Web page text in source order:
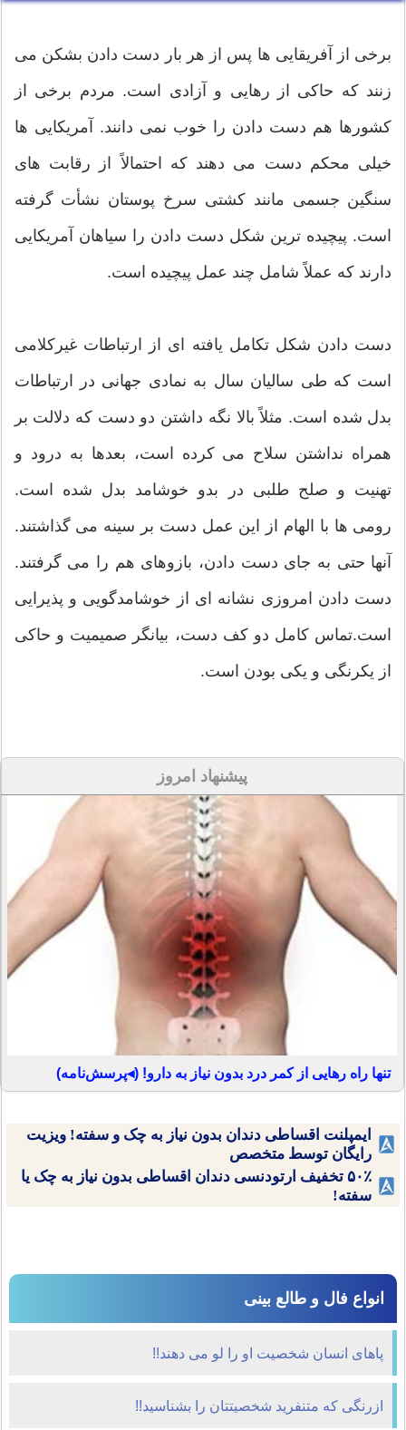
برخی از آفریقایی ها پس از هر بار دست دادن بشکن می
زنند که حاکی از رهایی و آزادی است. مردم برخی از
کشورها هم دست دادن را خوب نمی دانند. آمریکایی ها
خیلی محکم دست می دهند که احتمالاً از رقابت های
سنگین جسمی مانند کشتی سرخ پوستان نشأت گرفته
است. پیچیده ترین شکل دست دادن را سیاهان آمریکایی
دارند که عملاً شامل چند عمل پیچیده است.
دست دادن شکل تکامل یافته ای از ارتباطات غیرکلامی
است که طی سالیان سال به نمادی جهانی در ارتباطات
بدل شده است. مثلاً بالا نگه داشتن دو دست که دلالت بر
همراه نداشتن سلاح می کرده است، بعدها به درود و
تهنیت و صلح طلبی در بدو خوشامد بدل شده است.
رومی ها با الهام از این عمل دست بر سینه می گذاشتند.
آنها حتی به جای دست دادن، بازوهای هم را می گرفتند.
دست دادن امروزی نشانه ای از خوشامدگویی و پذیرایی
است.تماس کامل دو کف دست، بیانگر صمیمیت و حاکی
از یکرنگی و یکی بودن است.
پیشنهاد امروز
تنها راه رهایی از کمر درد بدون نیاز به دارو! (◂پرسش‌نامه)
ایمپلنت اقساطی دندان بدون نیاز به چک و سفته! ویزیت
رایگان توسط متخصص
۵۰٪ تخفیف ارتودنسی دندان اقساطی بدون نیاز به چک یا
سفته!
انواع فال و طالع بینی
پاهای انسان شخصیت او را لو می دهند!!
ازرنگی که متنفرید شخصیتتان را بشناسید!!